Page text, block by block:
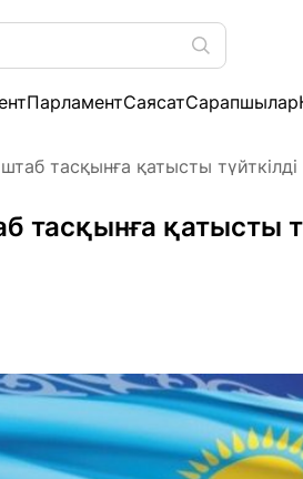
ПарламентСаясатСарапшылар
тасқынға қатысты түйткілді
тасқынға қатысты